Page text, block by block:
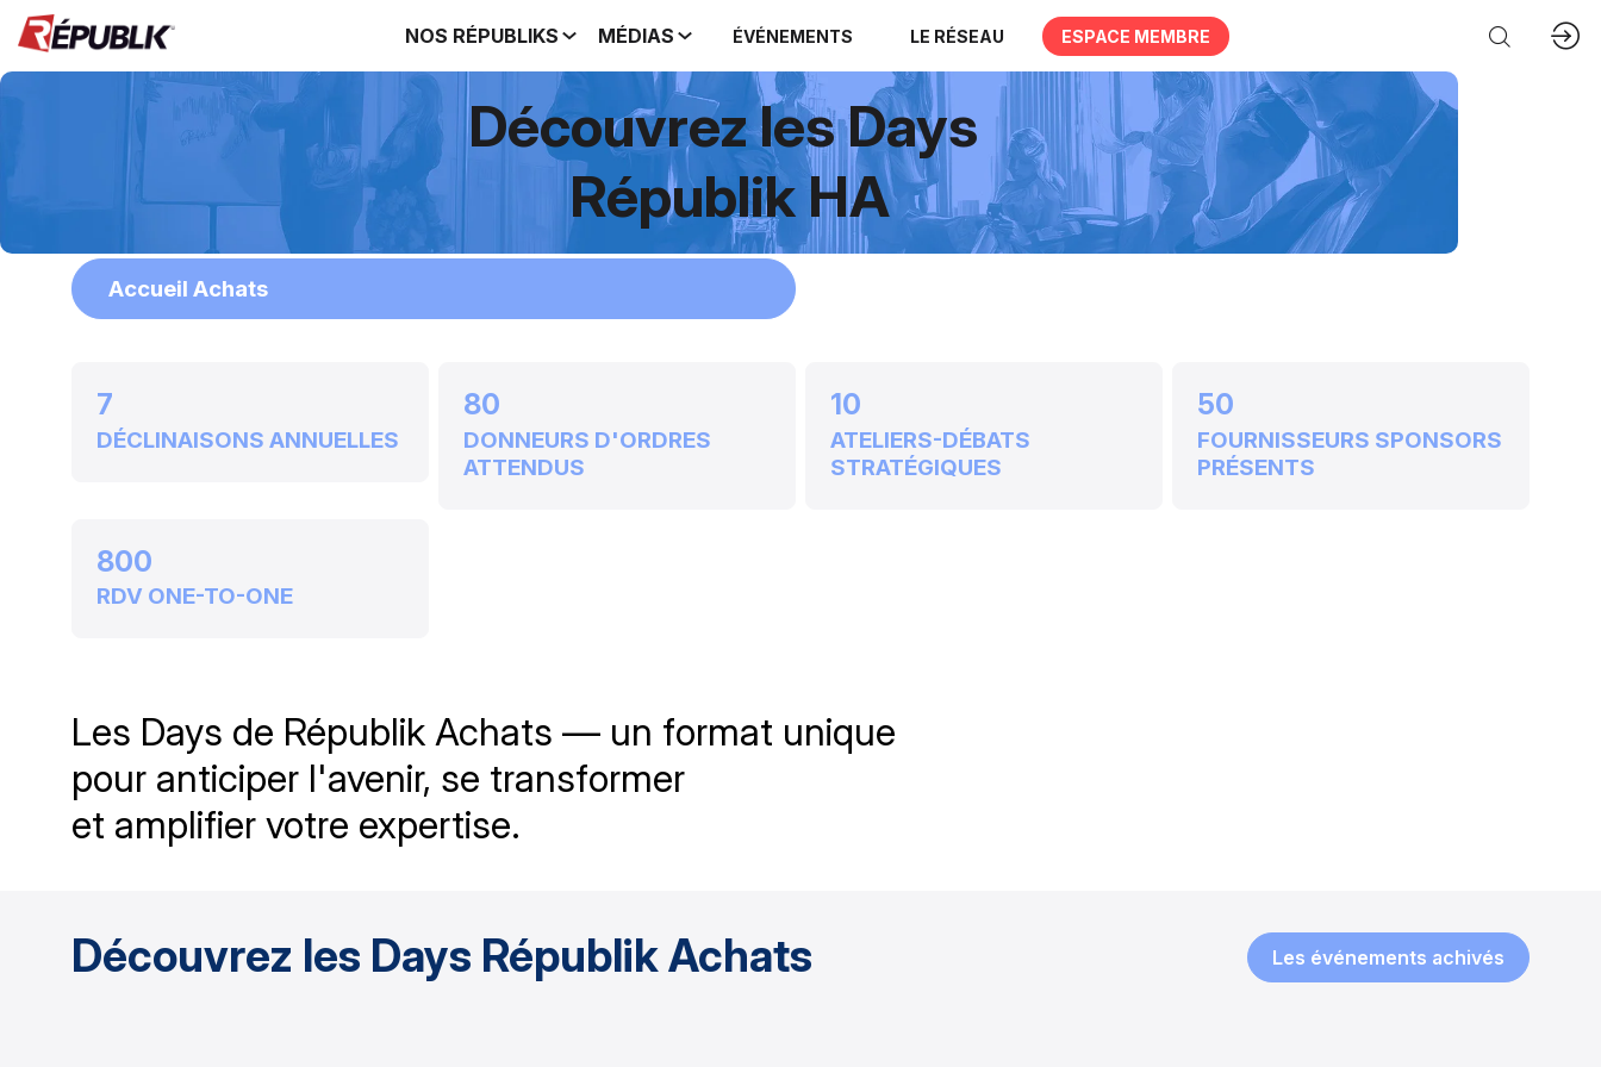
NOS RÉPUBLIKS MÉDIAS ÉVÉNEMENTS LE RÉSEAU ESPACE MEMBRE
Découvrez les Days
Républik HA
Accueil Achats
7
DÉCLINAISONS ANNUELLES
80
DONNEURS D'ORDRES
ATTENDUS
10
ATELIERS-DÉBATS
STRATÉGIQUES
50
FOURNISSEURS SPONSORS
PRÉSENTS
800
RDV ONE-TO-ONE
Les Days de Républik Achats — un format unique
pour anticiper l'avenir, se transformer
Découvrez les Days Républik Achats Les événements achivés